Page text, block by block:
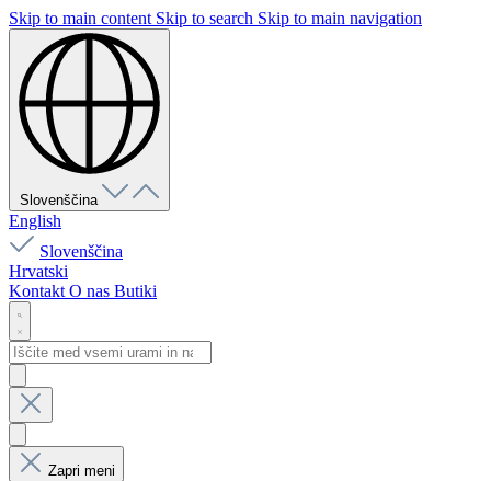
Skip to main content Skip to search Skip to main navigation
Slovenščina
English
Slovenščina
Hrvatski
Kontakt O nas Butiki
Zapri meni